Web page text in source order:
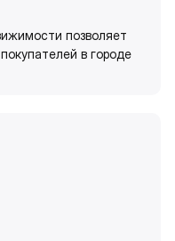
позволяет
в городе